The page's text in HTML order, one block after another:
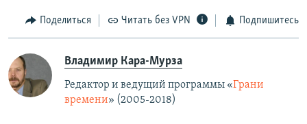
Поделиться Читать без VPN Подпишитесь
Владимир Кара-Мурза
Редактор и ведущий программы «Грани
времени» (2005-2018)